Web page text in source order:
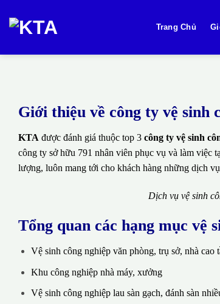
qua
dung
Trang Chủ
Giới thiệu về công ty vệ sinh
KTA được đánh giá thuộc top 3 công ty vệ sinh
công ty sở hữu 791 nhân viên phục vụ và làm việc
lượng, luôn mang tới cho khách hàng những dịch
Dịch vụ vệ sinh
Tổng quan các hạng mục vệ
Vệ sinh công nghiệp văn phòng, trụ sở, nhà cao
Khu công nghiệp nhà máy, xưởng
Vệ sinh công nghiệp lau sàn gạch, đánh sàn